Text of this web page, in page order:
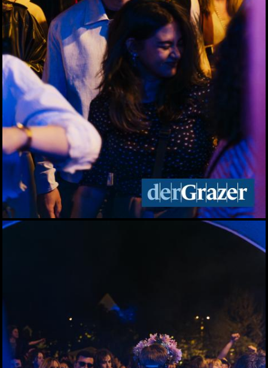
Rund tausend Teilnehmer
beim Maiaufmarsch der
SPÖ in Graz
01.05.2026
Für ein gutes Leben: KPÖ
marschierte am 1. Mai in
Graz
01.05.2026
Das eleven feiert seinen
10. Geburtstag
30.04.2026
Maibaum-Aufstellung im
Gösser Bräu
29.04.2026
Schlagergarten Gloria
2026
27.04.2026
Lendstrom: Live-Musik,
Kulinarik und gute
Stimmung
23.04.2026